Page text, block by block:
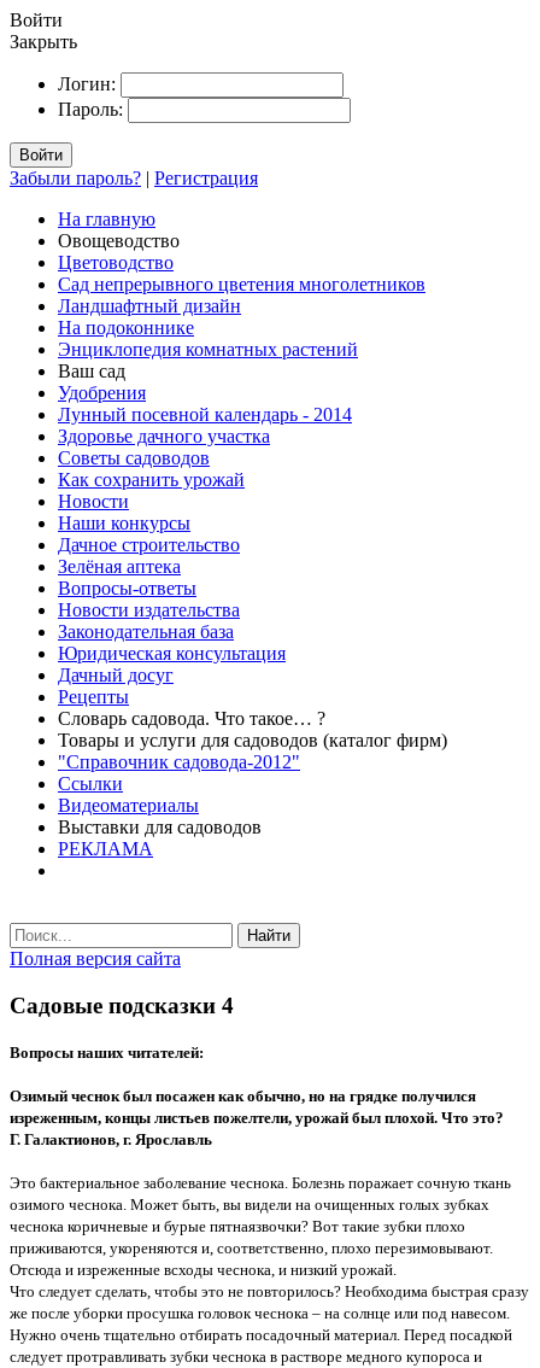
Войти
Закрыть
Логин:
Пароль:
Войти
Забыли пароль? | Регистрация
На главную
Овощеводство
Цветоводство
Сад непрерывного цветения многолетников
Ландшафтный дизайн
На подоконнике
Энциклопедия комнатных растений
Ваш сад
Удобрения
Лунный посевной календарь - 2014
Здоровье дачного участка
Советы садоводов
Как сохранить урожай
Новости
Наши конкурсы
Дачное строительство
Зелёная аптека
Вопросы-ответы
Новости издательства
Законодательная база
Юридическая консультация
Дачный досуг
Рецепты
Словарь садовода. Что такое… ?
Товары и услуги для садоводов (каталог фирм)
"Справочник садовода-2012"
Ссылки
Видеоматериалы
Выставки для садоводов
РЕКЛАМА
Найти
Полная версия сайта
Садовые подсказки 4
Вопросы наших читателей:
Озимый чеснок был посажен как обычно, но на грядке получился
изреженным, концы листьев пожелтели, урожай был плохой. Что это?
Г. Галактионов, г. Ярославль
Это бактериальное заболевание чеснока. Болезнь поражает сочную ткань
озимого чеснока. Может быть, вы видели на очищенных голых зубках
чеснока коричневые и бурые пятнаязвочки? Вот такие зубки плохо
приживаются, укореняются и, соответственно, плохо перезимовывают.
Отсюда и изреженные всходы чеснока, и низкий урожай.
Что следует сделать, чтобы это не повторилось? Необходима быстрая сразу
же после уборки просушка головок чеснока – на солнце или под навесом.
Нужно очень тщательно отбирать посадочный материал. Перед посадкой
следует протравливать зубки чеснока в растворе медного купороса и